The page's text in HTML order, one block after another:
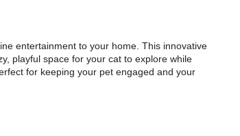
entertainment to your home. This innovative
playful space for your cat to explore while
for keeping your pet engaged and your